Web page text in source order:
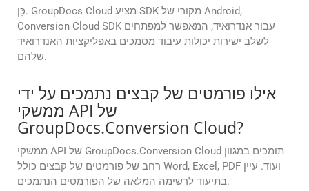
כֵּן. GroupDocs Cloud מציע SDK מקורי של Android,
Conversion Cloud SDK עבור אנדרואיד, המאפשר למפתחים
לשלב ישירות יכולות עיבוד מסמכים באפליקציות האנדרואיד
שלהם.
אילו פורמטים של קבצים נתמכים על ידי
ממשקי API של
GroupDocs.Conversion Cloud?
ממשקי API של GroupDocs.Conversion Cloud תומכים במגוון
רחב של פורמטים של קבצים כולל Word, Excel, PDF ועוד. עיין
בתיעוד לרשימה המלאה של הפורמטים הנתמכים.